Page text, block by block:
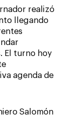
realizó
llegando
El turno hoy
agenda de
Salomón